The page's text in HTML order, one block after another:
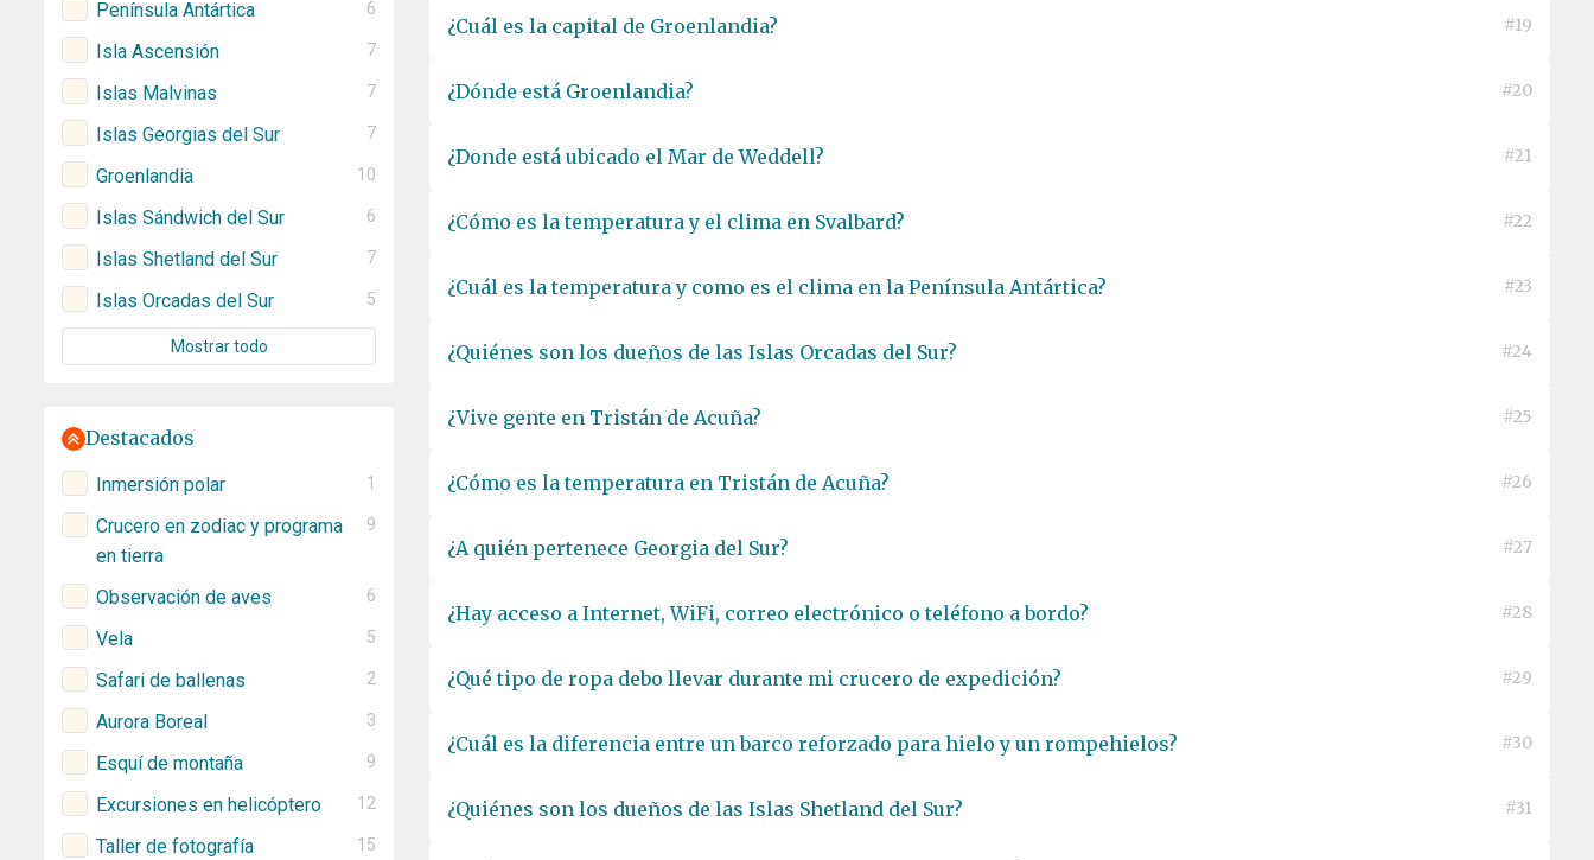
Península Antártica 6
Isla Ascensión 7
Islas Malvinas 7
Islas Georgias del Sur 7
Groenlandia 10
Islas Sándwich del Sur 6
Islas Shetland del Sur 7
Islas Orcadas del Sur 5
Mostrar todo
Destacados
Inmersión polar 1
Crucero en zodiac y programa
en tierra
9
Observación de aves 6
Vela 5
Safari de ballenas 2
Aurora Boreal 3
Esquí de montaña 9
Excursiones en helicóptero 12
Taller de fotografía 15
¿Cuál es la capital de Groenlandia? #19
¿Dónde está Groenlandia? #20
¿Donde está ubicado el Mar de Weddell? #21
¿Cómo es la temperatura y el clima en Svalbard? #22
¿Cuál es la temperatura y como es el clima en la Península Antártica? #23
¿Quiénes son los dueños de las Islas Orcadas del Sur? #24
¿Vive gente en Tristán de Acuña? #25
¿Cómo es la temperatura en Tristán de Acuña? #26
¿A quién pertenece Georgia del Sur? #27
¿Hay acceso a Internet, WiFi, correo electrónico o teléfono a bordo? #28
¿Qué tipo de ropa debo llevar durante mi crucero de expedición? #29
¿Cuál es la diferencia entre un barco reforzado para hielo y un rompehielos? #30
¿Quiénes son los dueños de las Islas Shetland del Sur? #31